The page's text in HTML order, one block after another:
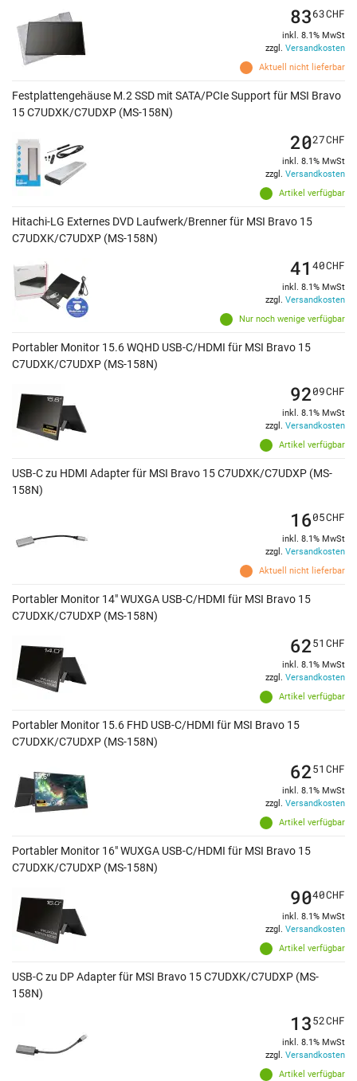
Aktuell nicht lieferbar
8363CHF
inkl. 8.1% MwSt
zzgl. Versandkosten
Festplattengehäuse M.2 SSD mit SATA/PCIe Support für MSI Bravo
15 C7UDXK/C7UDXP (MS-158N)
Artikel verfügbar
2027CHF
inkl. 8.1% MwSt
zzgl. Versandkosten
Hitachi-LG Externes DVD Laufwerk/Brenner für MSI Bravo 15
C7UDXK/C7UDXP (MS-158N)
Nur noch wenige verfügbar
41 40CHF
inkl. 8.1% MwSt
zzgl. Versandkosten
Portabler Monitor 15.6 WQHD USB-C/HDMI für MSI Bravo 15
C7UDXK/C7UDXP (MS-158N)
Artikel verfügbar
9209CHF
inkl. 8.1% MwSt
zzgl. Versandkosten
USB-C zu HDMI Adapter für MSI Bravo 15 C7UDXK/C7UDXP (MS-
158N)
Aktuell nicht lieferbar
1605CHF
inkl. 8.1% MwSt
zzgl. Versandkosten
Portabler Monitor 14" WUXGA USB-C/HDMI für MSI Bravo 15
C7UDXK/C7UDXP (MS-158N)
Artikel verfügbar
6251 CHF
inkl. 8.1% MwSt
zzgl. Versandkosten
Portabler Monitor 15.6 FHD USB-C/HDMI für MSI Bravo 15
C7UDXK/C7UDXP (MS-158N)
Artikel verfügbar
6251 CHF
inkl. 8.1% MwSt
zzgl. Versandkosten
Portabler Monitor 16" WUXGA USB-C/HDMI für MSI Bravo 15
C7UDXK/C7UDXP (MS-158N)
Artikel verfügbar
9040CHF
inkl. 8.1% MwSt
zzgl. Versandkosten
USB-C zu DP Adapter für MSI Bravo 15 C7UDXK/C7UDXP (MS-
158N)
Artikel verfügbar
1352CHF
inkl. 8.1% MwSt
zzgl. Versandkosten